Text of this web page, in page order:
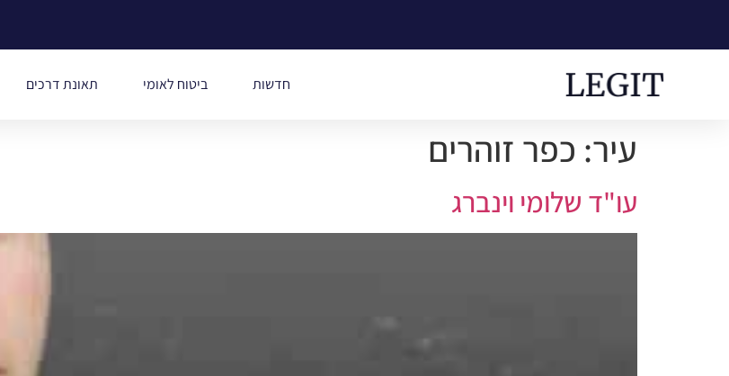
חדשות ביטוח לאומי תאונת דרכים
עיר: כפר זוהרים
עו"ד שלומי וינברג